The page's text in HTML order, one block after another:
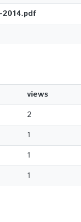
2014.pdf
views
2
1
1
1